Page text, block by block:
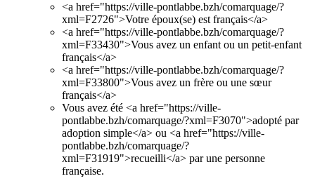
<a href="https://ville-pontlabbe.bzh/comarquage/?
xml=F2726">Votre époux(se) est français</a>
<a href="https://ville-pontlabbe.bzh/comarquage/?
xml=F33430">Vous avez un enfant ou un petit-enfant
français</a>
<a href="https://ville-pontlabbe.bzh/comarquage/?
xml=F33800">Vous avez un frère ou une sœur
français</a>
Vous avez été <a href="https://ville-
pontlabbe.bzh/comarquage/?xml=F3070">adopté par
adoption simple</a> ou <a href="https://ville-
pontlabbe.bzh/comarquage/?
xml=F31919">recueilli</a> par une personne
française.